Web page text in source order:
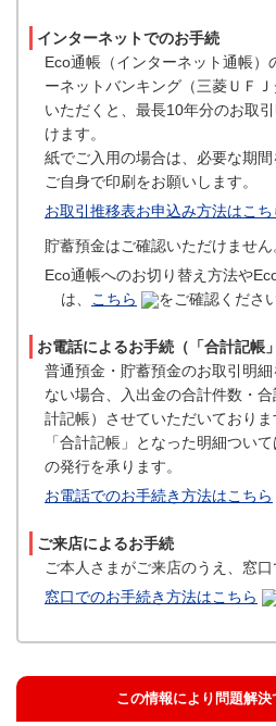
インターネットでのお手続
Eco通帳（インターネット通帳）
ーネットバンキング（三菱ＵＦ
いただくと、最長10年分のお取
けます。
紙でご入用の場合は、必要な期
ご自身で印刷をお願いします。
お取引推移表お申込み方法はこち
貯蓄預金はご確認いただけません
Eco通帳へのお切り替え方法や
は、
こちら をご確認ください
お電話によるお手続（「合計記帳
普通預金・貯蓄預金のお取引明
ない場合、入出金の合計件数・
計記帳）させていただいておりま
「合計記帳」となった明細つい
の発行を承ります。
お電話でのお手続き方法はこちら
ご来店によるお手続
ご本人さまがご来店のうえ、窓口
窓口でのお手続き方法はこちら
この情報により問題解決